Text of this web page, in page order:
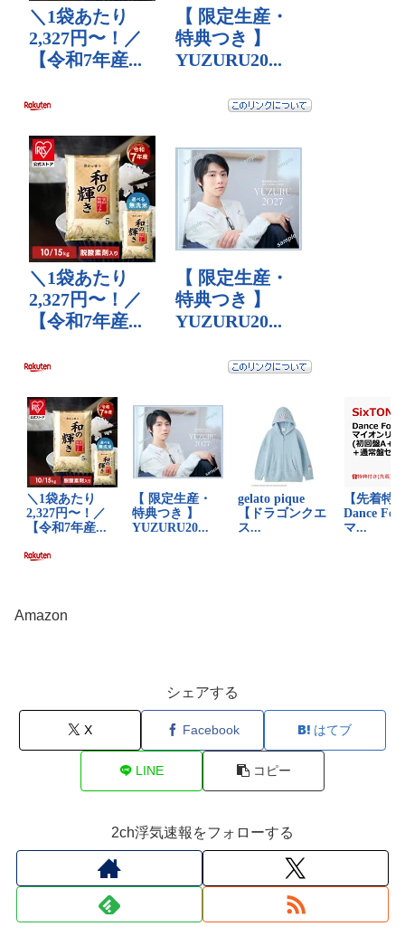
Amazon
シェアする
X Facebook はてブ
LINE コピー
2ch浮気速報をフォローする